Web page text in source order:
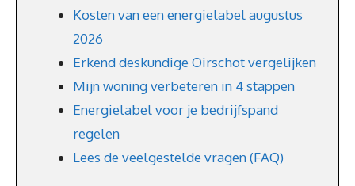
Kosten van een energielabel augustus
2026
Erkend deskundige Oirschot vergelijken
Mijn woning verbeteren in 4 stappen
Energielabel voor je bedrijfspand
regelen
Lees de veelgestelde vragen (FAQ)